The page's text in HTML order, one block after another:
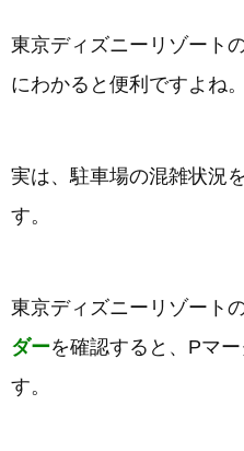
東京ディズニーリゾート
にわかると便利ですよね。
実は、駐車場の混雑状況
す。
東京ディズニーリゾート
ダーを確認すると、Pマ
す。